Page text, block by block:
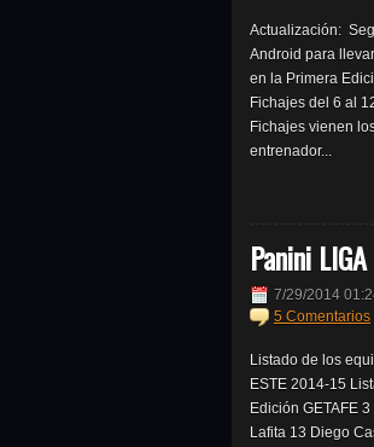
Actualización:
Android para
en la Primera
Fichajes del 6 al
Fichajes vienen
entrenador...
Panini
7/29/2014
5 Comentarios
Listado de los
ESTE 2014-15
Edición GETAFE
Lafita 13 Diego